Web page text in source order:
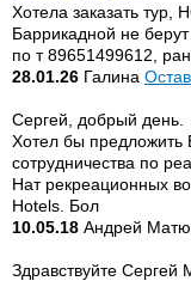
Хотела заказать тур,
Баррикадной не
по т 89651499612,
28.01.26 Галина
Сергей, добрый день.
Хотел бы предложить
сотрудничества по
Нат рекреационных
Hotels. Бол
10.05.18 Андрей
Здравствуйте